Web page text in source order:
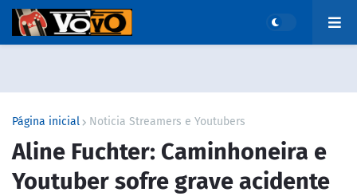
Página inicial Noticia Streamers e Youtubers
Aline Fuchter: Caminhoneira e
Youtuber sofre grave acidente